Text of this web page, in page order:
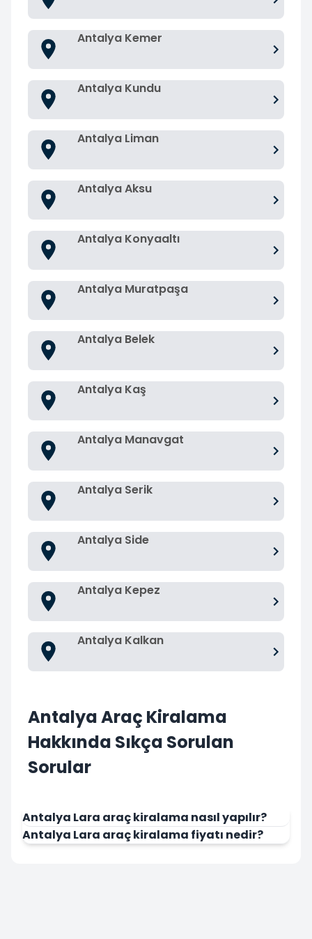
Antalya Kemer
Antalya Kundu
Antalya Liman
Antalya Aksu
Antalya Konyaaltı
Antalya Muratpaşa
Antalya Belek
Antalya Kaş
Antalya Manavgat
Antalya Serik
Antalya Side
Antalya Kepez
Antalya Kalkan
Antalya Araç Kiralama
Hakkında Sıkça Sorulan
Sorular
Antalya Lara araç kiralama nasıl yapılır?
Antalya Lara araç kiralama fiyatı nedir?